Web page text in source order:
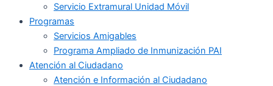
Servicio Extramural Unidad Móvil
Programas
Servicios Amigables
Programa Ampliado de Inmunización PAI
Atención al Ciudadano
Atención e Información al Ciudadano